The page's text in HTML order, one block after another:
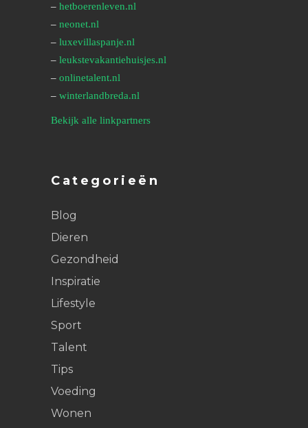
– hetboerenleven.nl
– neonet.nl
– luxevillaspanje.nl
– leukstevakantiehuisjes.nl
– onlinetalent.nl
– winterlandbreda.nl
Bekijk alle linkpartners
Categorieën
Blog
Dieren
Gezondheid
Inspiratie
Lifestyle
Sport
Talent
Tips
Voeding
Wonen